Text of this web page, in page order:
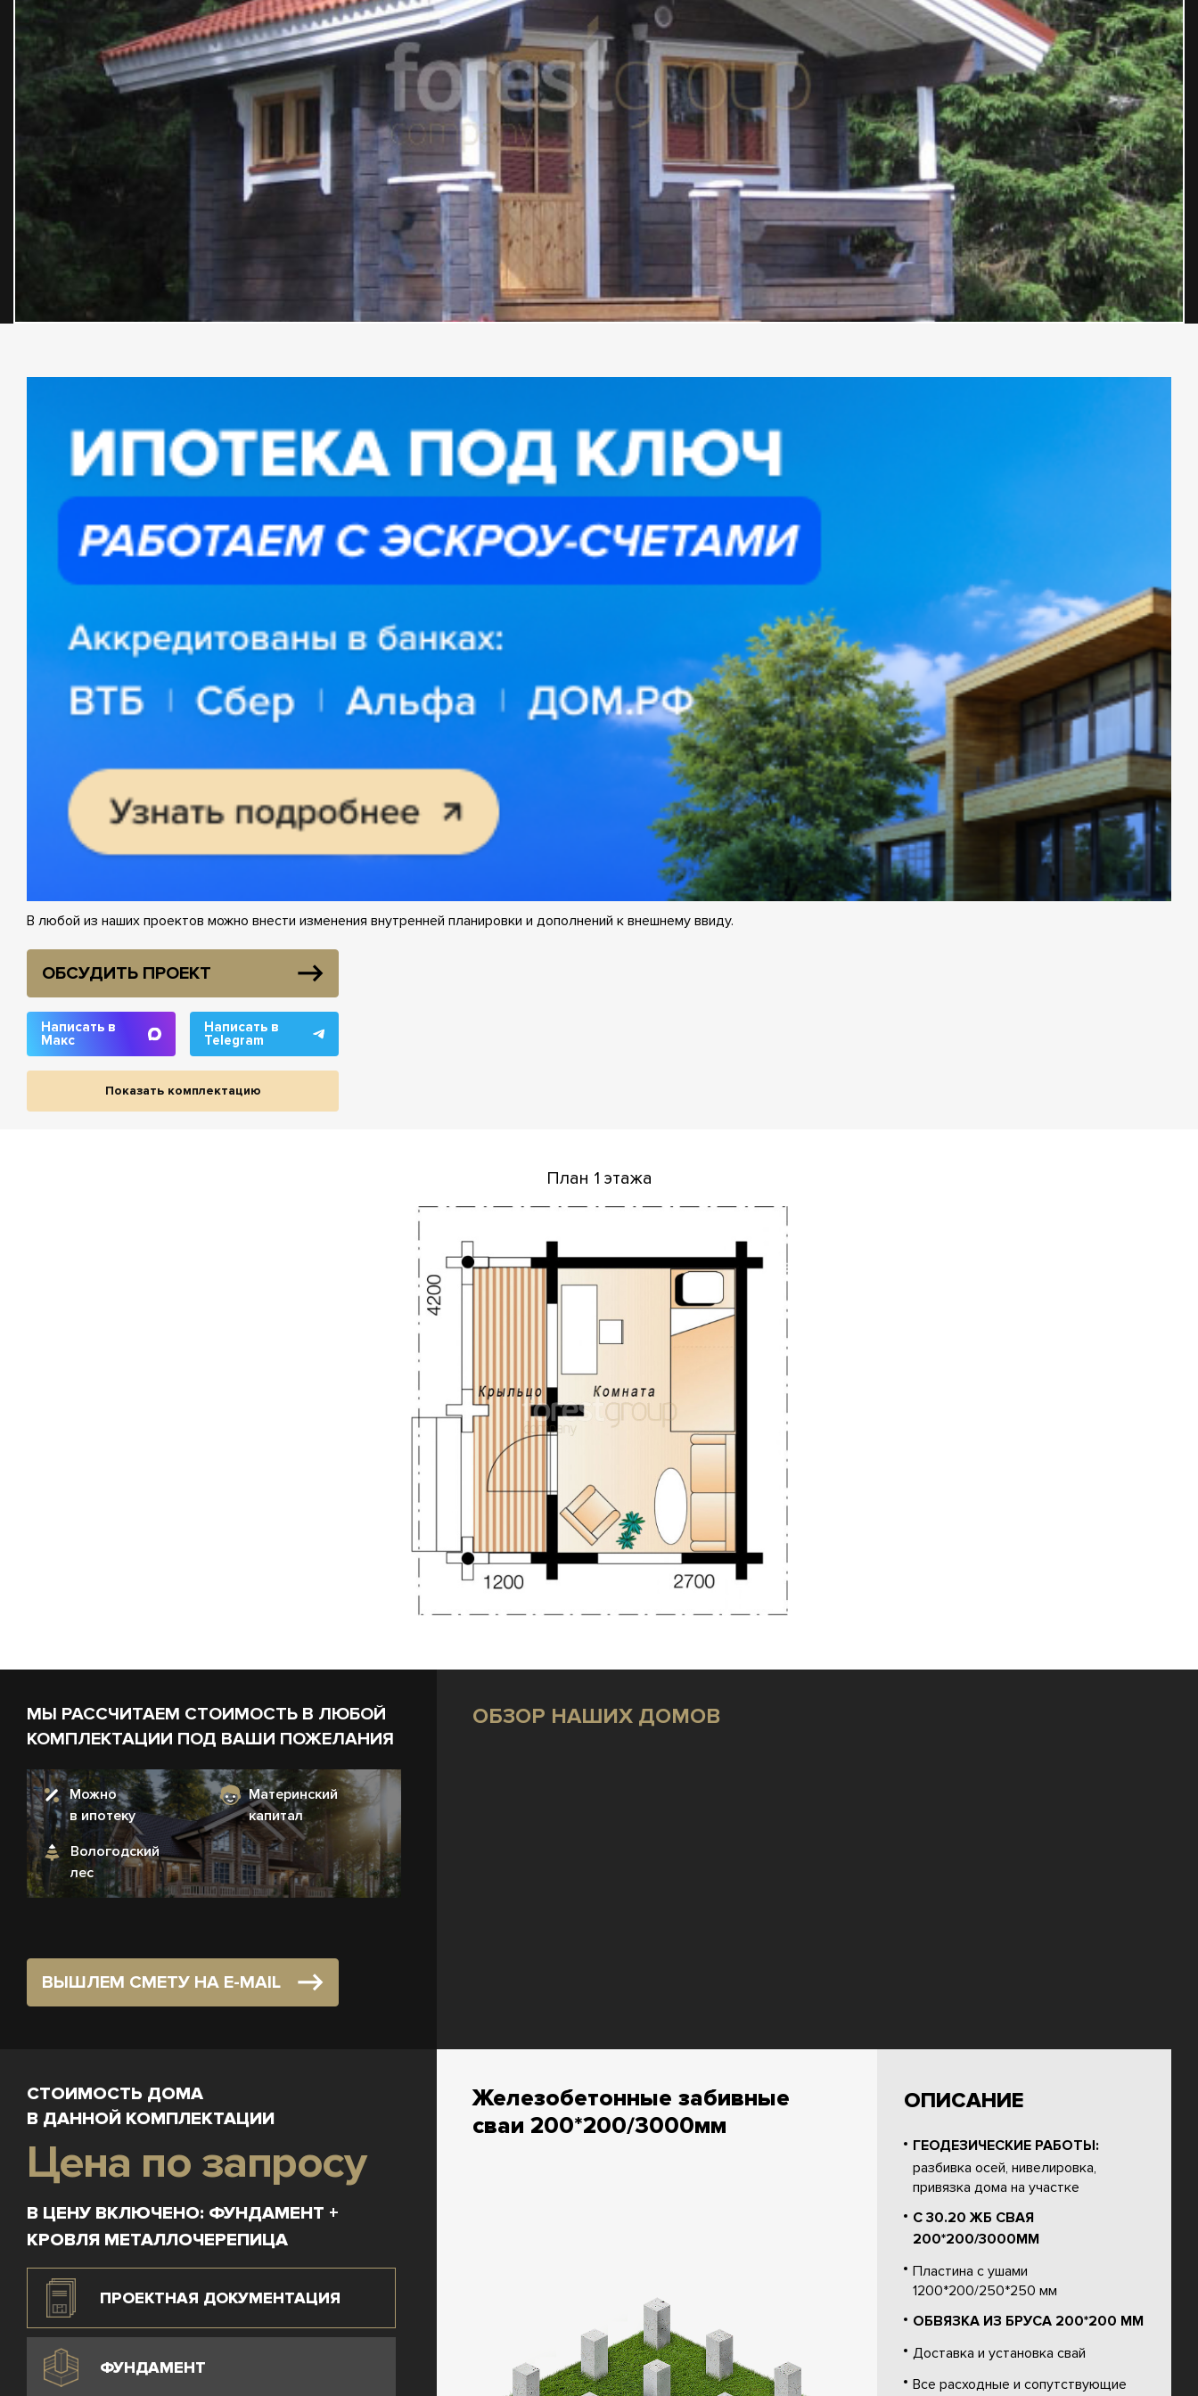
В любой из наших проектов можно внести изменения внутренней планировки и дополнений к внешнему ввиду.
ОБСУДИТЬ ПРОЕКТ
Написать в
Макс
Написать в
Telegram
Показать комплектацию
План 1 этажа
МЫ РАССЧИТАЕМ СТОИМОСТЬ В ЛЮБОЙ
КОМПЛЕКТАЦИИ ПОД ВАШИ ПОЖЕЛАНИЯ
Можно
в ипотеку
Материнский
капитал
Вологодский
лес
ВЫШЛЕМ СМЕТУ НА E-MAIL
ОБЗОР НАШИХ ДОМОВ
СТОИМОСТЬ ДОМА
В ДАННОЙ КОМПЛЕКТАЦИИ
Цена по запросу
В ЦЕНУ ВКЛЮЧЕНО: ФУНДАМЕНТ +
КРОВЛЯ МЕТАЛЛОЧЕРЕПИЦА
ПРОЕКТНАЯ ДОКУМЕНТАЦИЯ
ФУНДАМЕНТ
Железобетонные забивные
сваи 200*200/3000мм
ОПИСАНИЕ
ГЕОДЕЗИЧЕСКИЕ РАБОТЫ:
разбивка осей, нивелировка,
привязка дома на участке
С 30.20 ЖБ СВАЯ
200*200/3000ММ
Пластина с ушами
1200*200/250*250 мм
ОБВЯЗКА ИЗ БРУСА 200*200 ММ
Доставка и установка свай
Все расходные и сопутствующие